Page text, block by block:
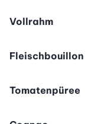
Vollrahm
Fleischbouillon
Tomatenpüree